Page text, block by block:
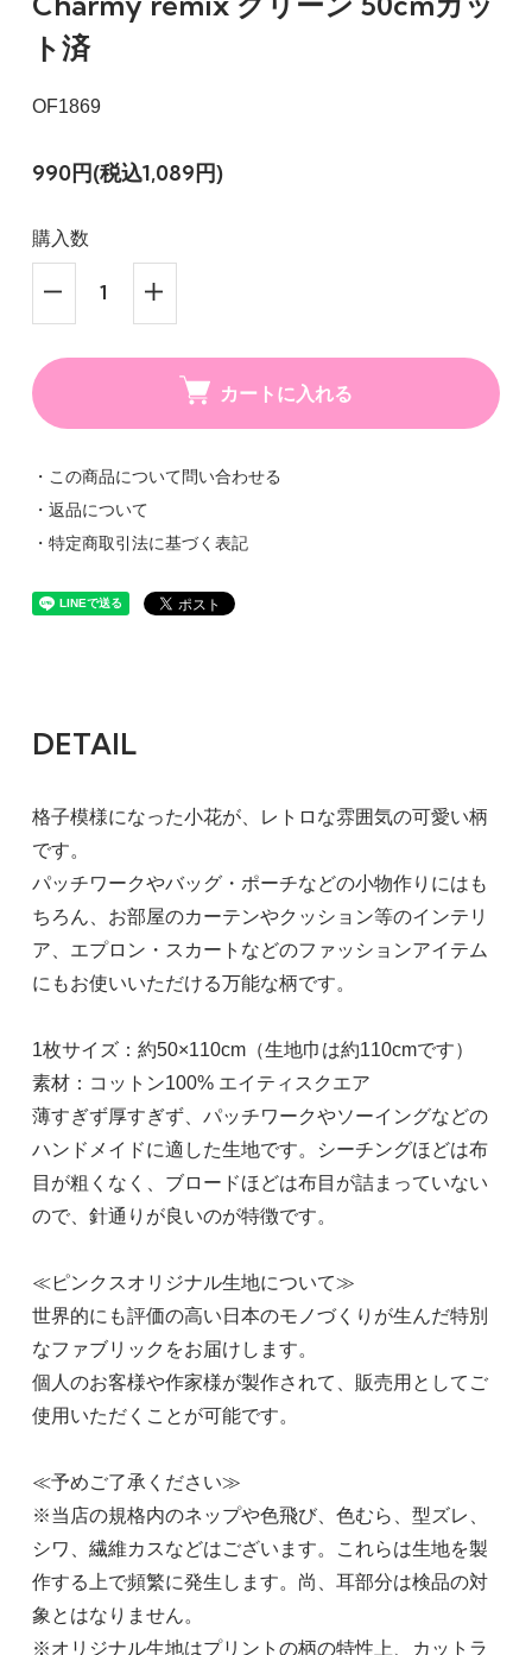
ト済
OF1869
990円(税込1,089円)
購入数
カートに入れる
・この商品について問い合わせる
・返品について
・特定商取引法に基づく表記
DETAIL
格子模様になった小花が、レトロな雰囲気の可愛い柄
です。
パッチワークやバッグ・ポーチなどの小物作りにはも
ちろん、お部屋のカーテンやクッション等のインテリ
ア、エプロン・スカートなどのファッションアイテム
にもお使いいただける万能な柄です。
1枚サイズ：約50×110cm（生地巾は約110cmです）
素材：コットン100% エイティスクエア
薄すぎず厚すぎず、パッチワークやソーイングなどの
ハンドメイドに適した生地です。シーチングほどは布
目が粗くなく、ブロードほどは布目が詰まっていない
ので、針通りが良いのが特徴です。
≪ピンクスオリジナル生地について≫
世界的にも評価の高い日本のモノづくりが生んだ特別
なファブリックをお届けします。
個人のお客様や作家様が製作されて、販売用としてご
使用いただくことが可能です。
≪予めご了承ください≫
※当店の規格内のネップや色飛び、色むら、型ズレ、
シワ、繊維カスなどはございます。これらは生地を製
作する上で頻繁に発生します。尚、耳部分は検品の対
象とはなりません。
※オリジナル生地はプリントの柄の特性上、カットラ